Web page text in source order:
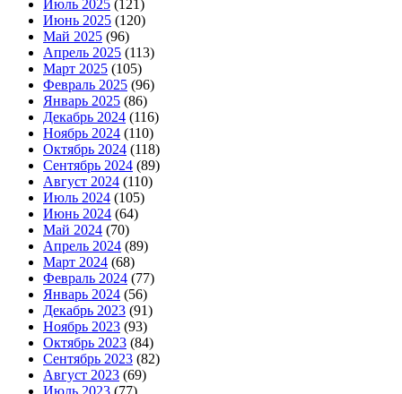
Июль 2025 (121)
Июнь 2025 (120)
Май 2025 (96)
Апрель 2025 (113)
Март 2025 (105)
Февраль 2025 (96)
Январь 2025 (86)
Декабрь 2024 (116)
Ноябрь 2024 (110)
Октябрь 2024 (118)
Сентябрь 2024 (89)
Август 2024 (110)
Июль 2024 (105)
Июнь 2024 (64)
Май 2024 (70)
Апрель 2024 (89)
Март 2024 (68)
Февраль 2024 (77)
Январь 2024 (56)
Декабрь 2023 (91)
Ноябрь 2023 (93)
Октябрь 2023 (84)
Сентябрь 2023 (82)
Август 2023 (69)